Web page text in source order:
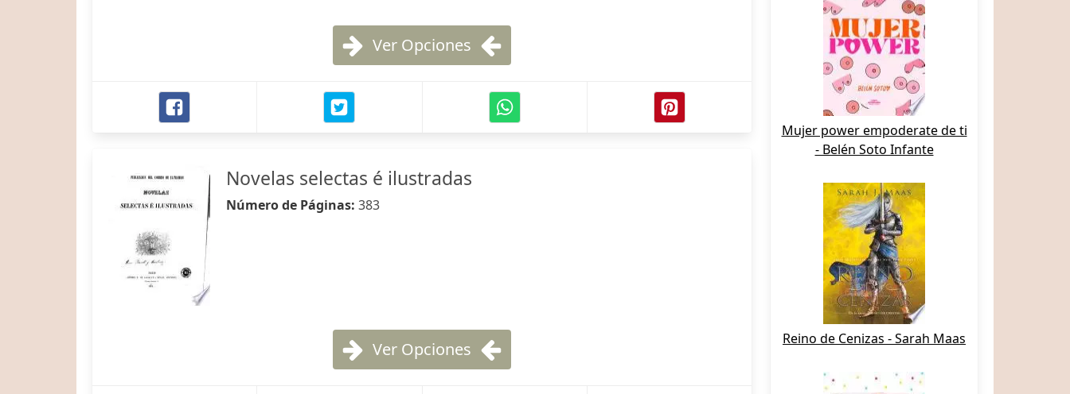
Ver Opciones
Novelas selectas é ilustradas
Número de Páginas: 383
Ver Opciones
Mujer power empoderate de ti
- Belén Soto Infante
Reino de Cenizas - Sarah Maas